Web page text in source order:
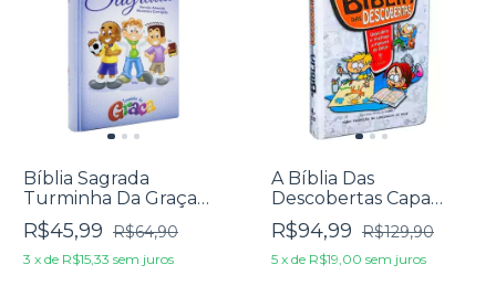
Bíblia Sagrada
Turminha Da Graça
Capa Azul
R$45,99 R$64,90
3 x de R$15,33 sem juros
A Bíblia Das
Descobertas Capa
Dura Azul
R$94,99 R$129,90
5 x de R$19,00 sem juros